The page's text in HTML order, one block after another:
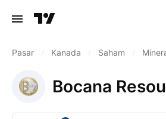
Pasar Kanada Saham
Bocana